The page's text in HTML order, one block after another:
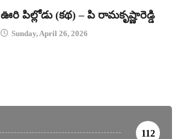
ఊరి పిల్లోడు (కథ) – పి రామకృష్ణారెడ్డి
Sunday, April 26, 2026
112